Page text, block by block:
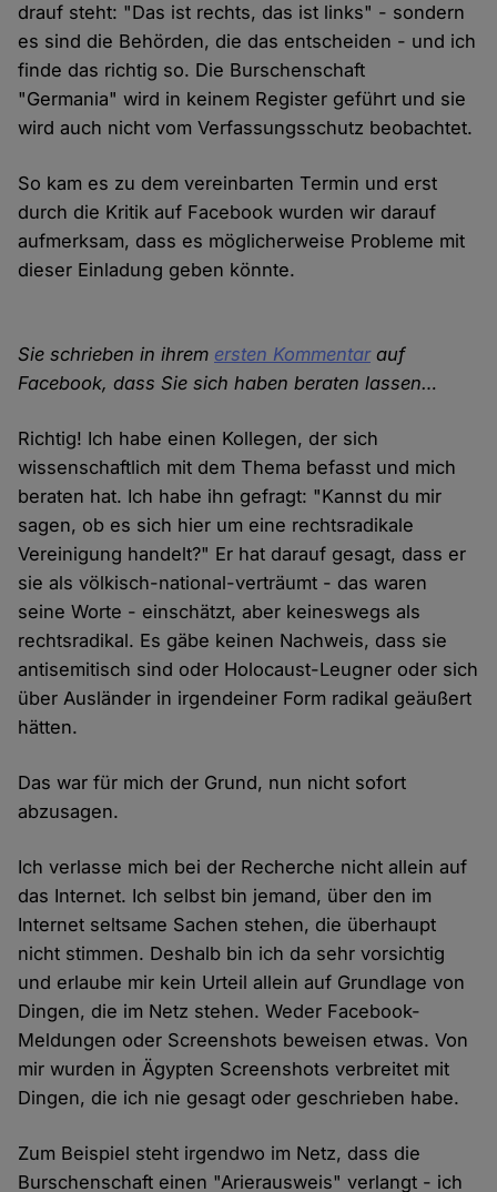
drauf steht: "Das ist rechts, das ist links" - sondern
es sind die Behörden, die das entscheiden - und ich
finde das richtig so. Die Burschenschaft
"Germania" wird in keinem Register geführt und sie
wird auch nicht vom Verfassungsschutz beobachtet.
So kam es zu dem vereinbarten Termin und erst
durch die Kritik auf Facebook wurden wir darauf
aufmerksam, dass es möglicherweise Probleme mit
dieser Einladung geben könnte.
Sie schrieben in ihrem ersten Kommentarauf
Facebook, dass Sie sich haben beraten lassen…
Richtig! Ich habe einen Kollegen, der sich
wissenschaftlich mit dem Thema befasst und mich
beraten hat. Ich habe ihn gefragt: "Kannst du mir
sagen, ob es sich hier um eine rechtsradikale
Vereinigung handelt?" Er hat darauf gesagt, dass er
sie als völkisch-national-verträumt - das waren
seine Worte - einschätzt, aber keineswegs als
rechtsradikal. Es gäbe keinen Nachweis, dass sie
antisemitisch sind oder Holocaust-Leugner oder sich
über Ausländer in irgendeiner Form radikal geäußert
hätten.
Das war für mich der Grund, nun nicht sofort
abzusagen.
Ich verlasse mich bei der Recherche nicht allein auf
das Internet. Ich selbst bin jemand, über den im
Internet seltsame Sachen stehen, die überhaupt
nicht stimmen. Deshalb bin ich da sehr vorsichtig
und erlaube mir kein Urteil allein auf Grundlage von
Dingen, die im Netz stehen. Weder Facebook-
Meldungen oder Screenshots beweisen etwas. Von
mir wurden in Ägypten Screenshots verbreitet mit
Dingen, die ich nie gesagt oder geschrieben habe.
Zum Beispiel steht irgendwo im Netz, dass die
Burschenschaft einen "Arierausweis" verlangt - ich